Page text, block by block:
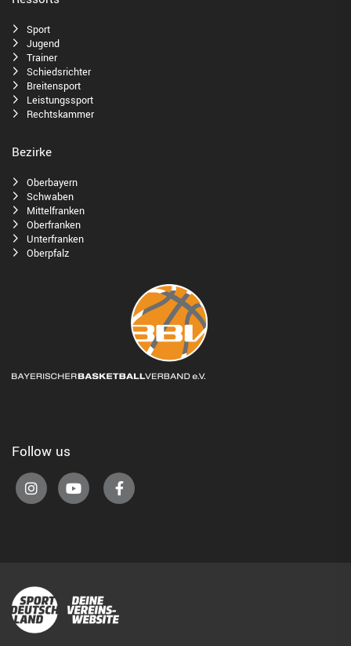
Sport
Jugend
Trainer
Schiedsrichter
Breitensport
Leistungssport
Rechtskammer
Bezirke
Oberbayern
Schwaben
Mittelfranken
Oberfranken
Unterfranken
Oberpfalz
Follow us